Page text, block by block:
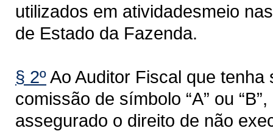
utilizados em atividadesmeio
de Estado da Fazenda.
§ 2ºAo Auditor Fiscal que
comissão de símbolo “A” ou
assegurado o direito de não